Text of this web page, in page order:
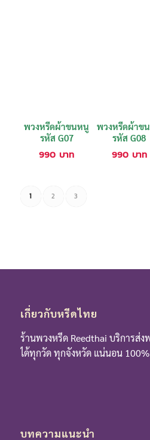
พวงหรีดผ้าขนหนู
รหัส G07
990 บาท
พวงหรีดผ้าข
รหัส G08
990 บาท
1 2 3
เกี่ยวกับหรีดไทย
ร้านพวงหรีด Reedthai บริการส่
ได้ทุกวัด ทุกจังหวัด แน่นอน 100%
บทความแนะนำ